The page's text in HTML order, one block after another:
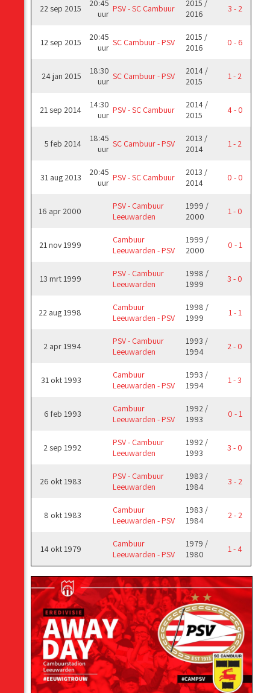
22 sep 2015
20:45
uur PSV - SC Cambuur
2015 /
2016
3 - 2
12 sep 2015
20:45
uur SC Cambuur - PSV
2015 /
2016
0 - 6
24 jan 2015
18:30
uur SC Cambuur - PSV
2014 /
2015
1 - 2
21 sep 2014
14:30
uur PSV - SC Cambuur
2014 /
2015
4 - 0
5 feb 2014
18:45
uur SC Cambuur - PSV
2013 /
2014
1 - 2
31 aug 2013
20:45
uur PSV - SC Cambuur
2013 /
2014
0 - 0
16 apr 2000
PSV - Cambuur
Leeuwarden
1999 /
2000
1 - 0
21 nov 1999
Cambuur
Leeuwarden - PSV
1999 /
2000
0 - 1
13 mrt 1999
PSV - Cambuur
Leeuwarden
1998 /
1999
3 - 0
22 aug 1998
Cambuur
Leeuwarden - PSV
1998 /
1999
1 - 1
2 apr 1994
PSV - Cambuur
Leeuwarden
1993 /
1994
2 - 0
31 okt 1993
Cambuur
Leeuwarden - PSV
1993 /
1994
1 - 3
6 feb 1993
Cambuur
Leeuwarden - PSV
1992 /
1993
0 - 1
2 sep 1992
PSV - Cambuur
Leeuwarden
1992 /
1993
3 - 0
26 okt 1983
PSV - Cambuur
Leeuwarden
1983 /
1984
3 - 2
8 okt 1983
Cambuur
Leeuwarden - PSV
1983 /
1984
2 - 2
14 okt 1979
Cambuur
Leeuwarden - PSV
1979 /
1980
1 - 4